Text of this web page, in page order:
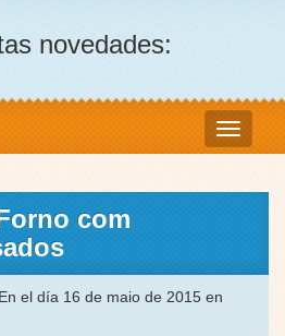
novedades:
com
el día 16 de maio de 2015 en